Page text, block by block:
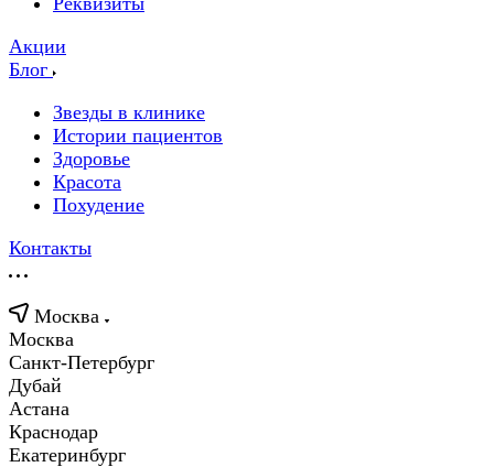
Акции
Блог
Звезды в клинике
Истории пациентов
Здоровье
Красота
Похудение
Контакты
Москва
Москва
Санкт-Петербург
Дубай
Астана
Краснодар
Екатеринбург